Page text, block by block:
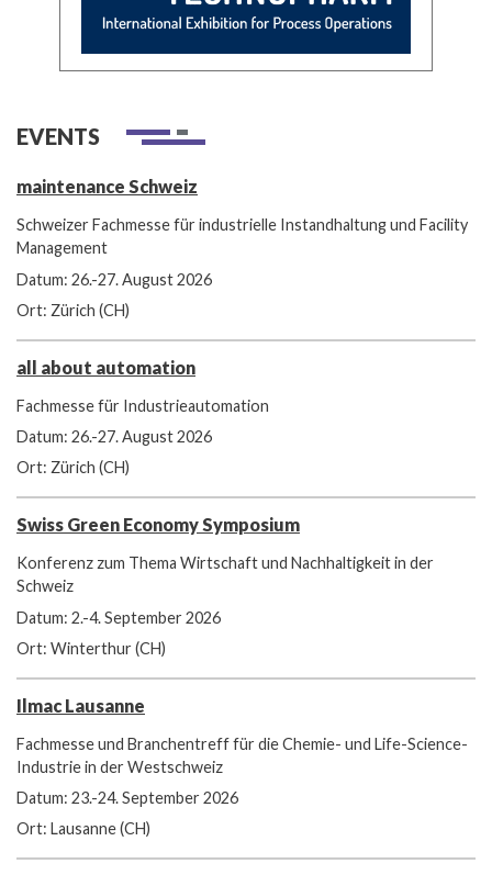
EVENTS
maintenance Schweiz
Schweizer Fachmesse für industrielle Instandhaltung und Facility
Management
Datum: 26.-27. August 2026
Ort: Zürich (CH)
all about automation
Fachmesse für Industrieautomation
Datum: 26.-27. August 2026
Ort: Zürich (CH)
Swiss Green Economy Symposium
Konferenz zum Thema Wirtschaft und Nachhaltigkeit in der
Schweiz
Datum: 2.-4. September 2026
Ort: Winterthur (CH)
Ilmac Lausanne
Fachmesse und Branchentreff für die Chemie- und Life-Science-
Industrie in der Westschweiz
Datum: 23.-24. September 2026
Ort: Lausanne (CH)